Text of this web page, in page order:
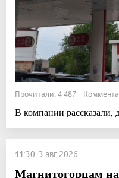
Прочитали: 4 487
В компании рассказали,
11:30, 3 авг 2026
Магнитогорцам